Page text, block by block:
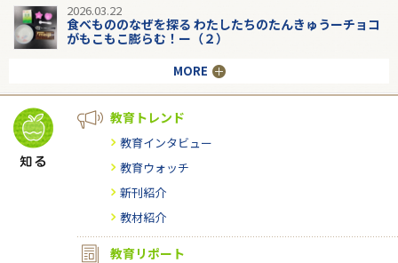
2026.03.22
食べもののなぜを探る わたしたちのたんきゅうーチョコ
がもこもこ膨らむ！ー（２）
MORE
教育トレンド
教育インタビュー
教育ウォッチ
新刊紹介
教材紹介
教育リポート